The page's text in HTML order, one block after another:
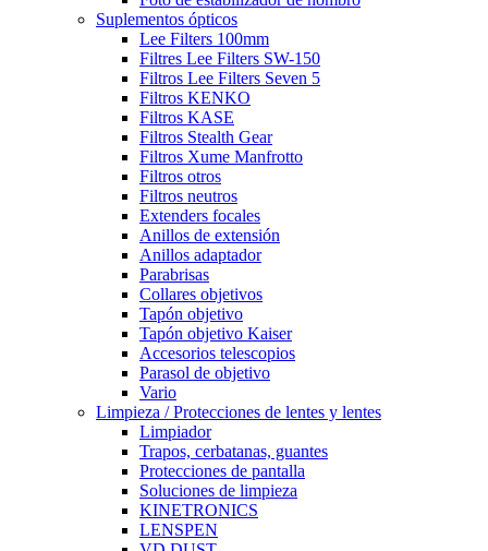
Suplementos ópticos
Lee Filters 100mm
Filtres Lee Filters SW-150
Filtros Lee Filters Seven 5
Filtros KENKO
Filtros KASE
Filtros Stealth Gear
Filtros Xume Manfrotto
Filtros otros
Filtros neutros
Extenders focales
Anillos de extensión
Anillos adaptador
Parabrisas
Collares objetivos
Tapón objetivo
Tapón objetivo Kaiser
Accesorios telescopios
Parasol de objetivo
Vario
Limpieza / Protecciones de lentes y lentes
Limpiador
Trapos, cerbatanas, guantes
Protecciones de pantalla
Soluciones de limpieza
KINETRONICS
LENSPEN